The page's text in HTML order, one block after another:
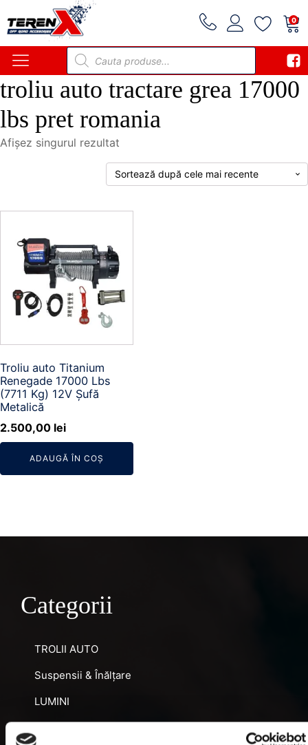
0
Products
search
troliu auto tractare grea 17000
lbs pret romania
Afișez singurul rezultat
Troliu auto Titanium
Renegade 17000 Lbs
(7711 Kg) 12V Șufă
Metalică
2.500,00 lei
ADAUGĂ ÎN COȘ
Categorii
TROLII AUTO
Suspensii & Înălțare
LUMINI